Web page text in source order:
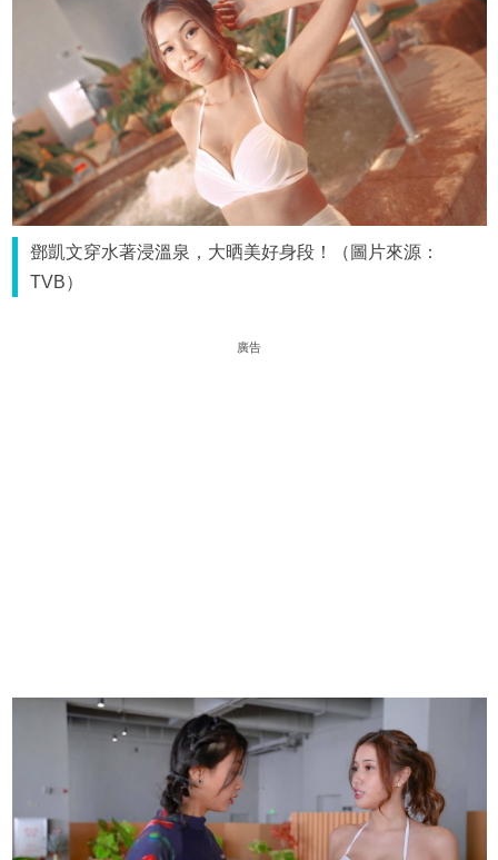
鄧凱文穿水著浸溫泉，大晒美好身段！（圖片來源：
TVB）
廣告